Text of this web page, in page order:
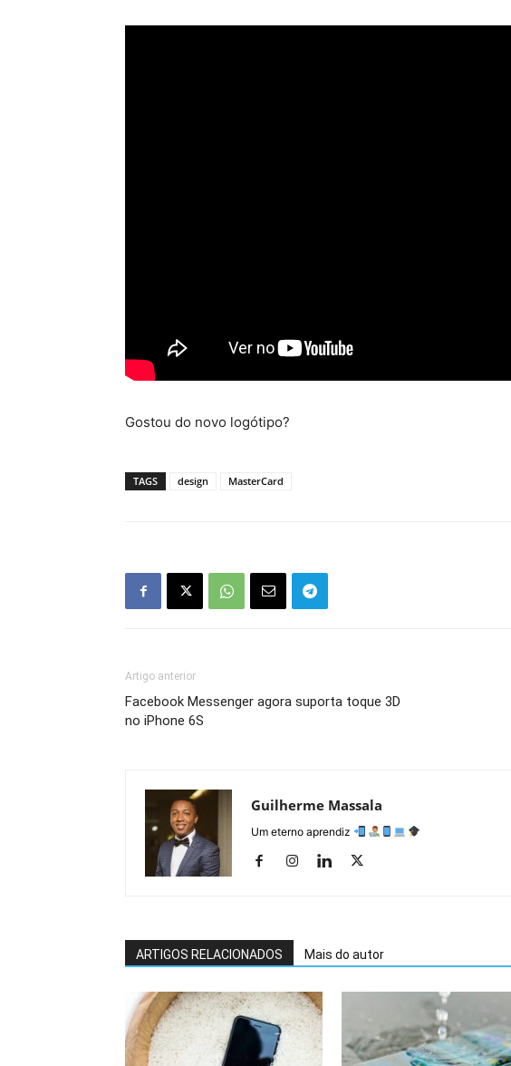
Gostou do novo logótipo?
TAGS design MasterCard
Artigo anterior
Facebook Messenger agora suporta toque 3D
no iPhone 6S
Guilherme Massala
Um eterno aprendiz
ARTIGOS RELACIONADOS Mais do autor